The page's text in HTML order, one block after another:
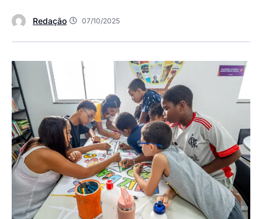
Redação 07/10/2025